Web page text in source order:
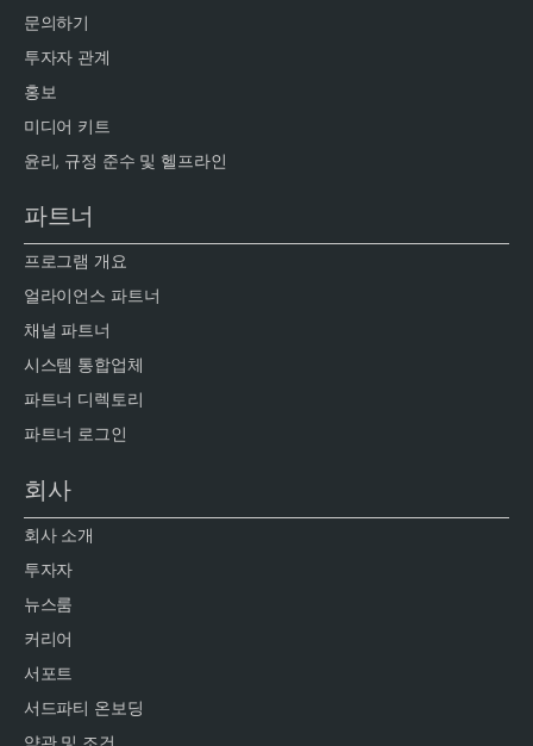
문의하기
투자자 관계
홍보
미디어 키트
윤리, 규정 준수 및 헬프라인
파트너
프로그램 개요
얼라이언스 파트너
채널 파트너
시스템 통합업체
파트너 디렉토리
파트너 로그인
회사
회사 소개
투자자
뉴스룸
커리어
서포트
서드파티 온보딩